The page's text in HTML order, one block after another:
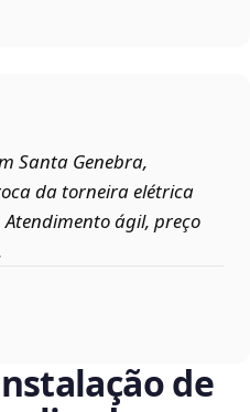
Santa Genebra,
da torneira elétrica
ágil, preço
de